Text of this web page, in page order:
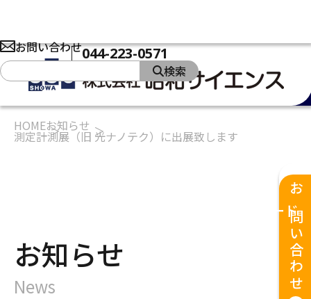
お問い合わせ044-223-0571
検索
製品 ソリューション 私たちの強み
ダウンロード
HOMEお知らせ
測定計測展（旧 光ナノテク）に出展致します
お知らせ
News お問い合わせ